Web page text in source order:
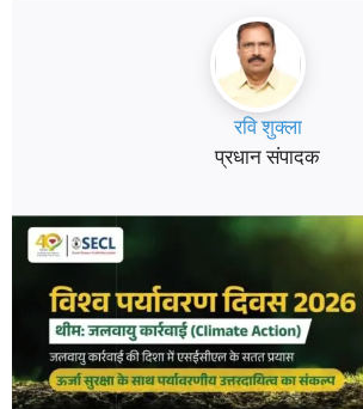
रवि शुक्ला
प्रधान संपादक